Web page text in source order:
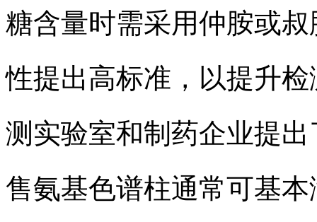
糖含量时需采用仲胺或
性提出高标准，以提升
测实验室和制药企业提
售氨基色谱柱通常可基